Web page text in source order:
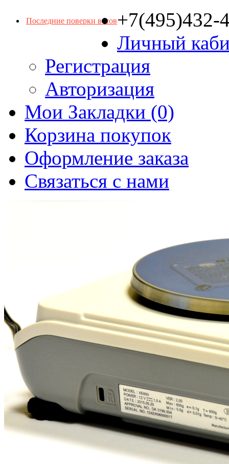
Последние поверки весов+7(495)432-
Личный
Регистрация
Авторизация
Мои Закладки (0)
Корзина покупок
Оформление заказа
Связаться с нами